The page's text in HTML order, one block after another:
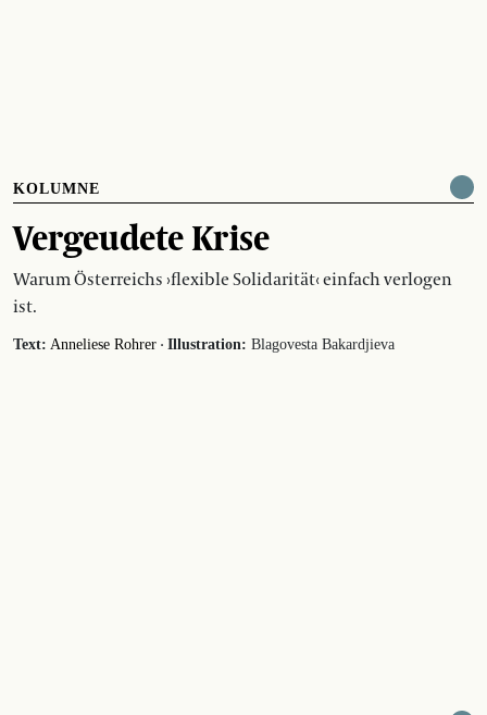
KOLUMNE
Vergeudete Krise
Warum Österreichs ›flexible Solidarität‹ einfach verlogen
ist.
Text: Anneliese Rohrer · Illustration: Blagovesta Bakardjieva